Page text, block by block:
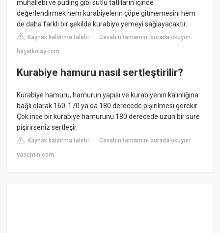
muhallebi ve puding gibi sütlü tatlıların içinde
değerlendirmek hem kurabiyelerin çöpe gitmemesini hem
de daha farklı bir şekilde kurabiye yemeyi sağlayacaktır.
Kaynak kaldırma talebi |Cevabın tamamını burada okuyun:
hayatkolay.com
Kurabiye hamuru nasıl sertleştirilir?
Kurabiye hamuru, hamurun yapısı ve kurabiyenin kalınlığına
bağlı olarak 160-170 ya da 180 derecede pişirilmesi gerekir.
Çok ince bir kurabiye hamurunu 180 derecede uzun bir süre
pişirirseniz sertleşir.
Kaynak kaldırma talebi |Cevabın tamamını burada okuyun:
yasemin.com